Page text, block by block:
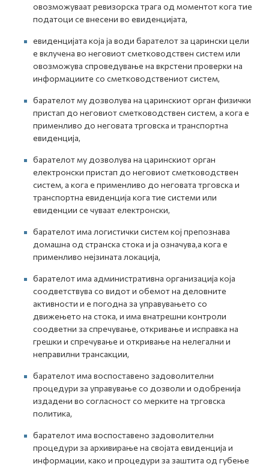
овозможуваат ревизорска трага од моментот кога тие
податоци се внесени во евиденцијата,
евиденцијата која ја води барателот за царински цели
е вклучена во неговиот сметководствен систем или
овозможува спроведување на вкрстени проверки на
информациите со сметководствениот систем,
барателот му дозволува на царинскиот орган физички
пристап до неговиот сметководствен систем, а кога е
применливо до неговата трговска и транспортна
евиденција,
барателот му дозволува на царинскиот орган
електронски пристап до неговиот сметководствен
систем, а кога е применливо до неговата трговска и
транспортна евиденција кога тие системи или
евиденции се чуваат електронски,
барателот има логистички систем кој препознава
домашна од странска стока и ја означува,а кога е
применливо нејзината локација,
барателот има административна организација која
соодветствува со видот и обемот на деловните
активности и е погодна за управувањето со
движењето на стока, и има внатрешни контроли
соодветни за спречување, откривање и исправка на
грешки и спречување и откривање на нелегални и
неправилни трансакции,
барателот има воспоставено задоволителни
процедури за управување со дозволи и одобренија
издадени во согласност со мерките на трговска
политика,
барателот има воспоставено задоволителни
процедури за архивирање на својата евиденција и
информации, како и процедури за заштита од губење